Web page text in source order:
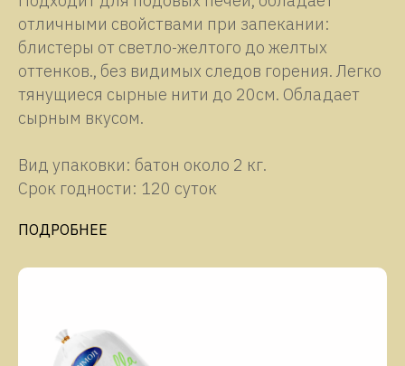
отличными свойствами при запекании:
блистеры от светло-желтого до желтых
оттенков., без видимых следов горения. Легко
тянущиеся сырные нити до 20см. Обладает
сырным вкусом.
Вид упаковки: батон около 2 кг.
Срок годности: 120 суток
ПОДРОБНЕЕ